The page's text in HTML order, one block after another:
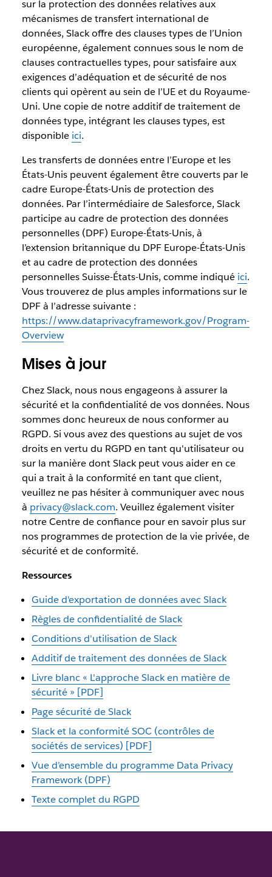
sur la protection des données relatives aux
mécanismes de transfert international de
données, Slack offre des clauses types de l’Union
européenne, également connues sous le nom de
clauses contractuelles types, pour satisfaire aux
exigences d’adéquation et de sécurité de nos
clients qui opèrent au sein de l’UE et du Royaume-
Uni. Une copie de notre additif de traitement de
données type, intégrant les clauses types, est
disponible ici.
Les transferts de données entre l’Europe et les
États-Unis peuvent également être couverts par le
cadre Europe-États-Unis de protection des
données. Par l’intermédiaire de Salesforce, Slack
participe au cadre de protection des données
personnelles (DPF) Europe-États-Unis, à
l’extension britannique du DPF Europe-États-Unis
et au cadre de protection des données
personnelles Suisse-États-Unis, comme indiqué ici.
Vous trouverez de plus amples informations sur le
DPF à l’adresse suivante :
https://www.dataprivacyframework.gov/Program-
Overview
Mises à jour
Chez Slack, nous nous engageons à assurer la
sécurité et la confidentialité de vos données. Nous
sommes donc heureux de nous conformer au
RGPD. Si vous avez des questions au sujet de vos
droits en vertu du RGPD en tant qu'utilisateur ou
sur la manière dont Slack peut vous aider en ce
qui a trait à la conformité en tant que client,
veuillez ne pas hésiter à communiquer avec nous
à privacy@slack.com. Veuillez également visiter
notre Centre de confiance pour en savoir plus sur
nos programmes de protection de la vie privée, de
sécurité et de conformité.
Ressources
Guide d'exportation de données avec Slack
Règles de confidentialité de Slack
Conditions d'utilisation de Slack
Additif de traitement des données de Slack
Livre blanc « L'approche Slack en matière de
sécurité » [PDF]
Page sécurité de Slack
Slack et la conformité SOC (contrôles de
sociétés de services) [PDF]
Vue d’ensemble du programme Data Privacy
Framework (DPF)
Texte complet du RGPD